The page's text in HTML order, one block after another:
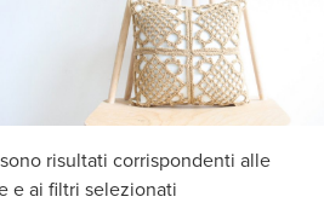
risultati corrispondenti alle
e ai filtri selezionati